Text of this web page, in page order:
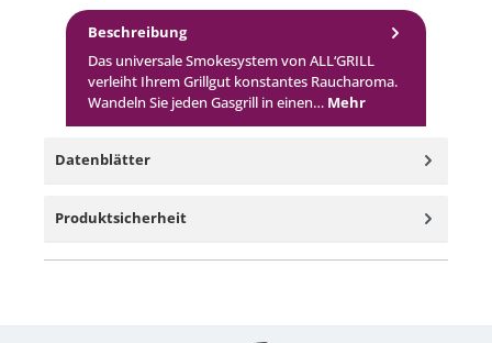
Beschreibung
Das universale Smokesystem von ALL‘GRILL
verleiht Ihrem Grillgut konstantes Raucharoma.
Wandeln Sie jeden Gasgrill in einen… Mehr
Datenblätter
Produktsicherheit